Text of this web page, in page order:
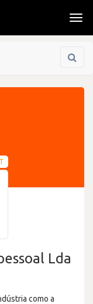
Lda
como a